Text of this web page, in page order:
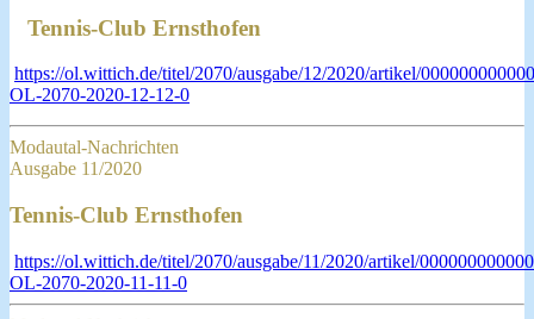
Tennis-Club Ernsthofen
https://ol.wittich.de/titel/2070/ausgabe/12/2020/artikel/
OL-2070-2020-12-12-0
Modautal-Nachrichten
Ausgabe 11/2020
Tennis-Club Ernsthofen
https://ol.wittich.de/titel/2070/ausgabe/11/2020/artikel/
OL-2070-2020-11-11-0